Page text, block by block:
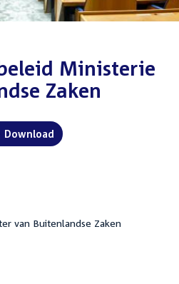
Ministerie
Zaken
Download
van Buitenlandse Zaken